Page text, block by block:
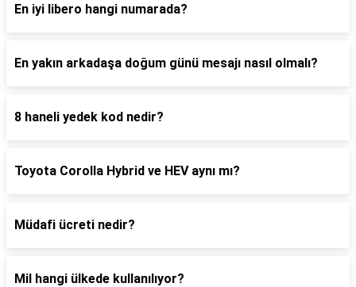
En iyi libero hangi numarada?
En yakın arkadaşa doğum günü mesajı nasıl olmalı?
8 haneli yedek kod nedir?
Toyota Corolla Hybrid ve HEV aynı mı?
Müdafi ücreti nedir?
Mil hangi ülkede kullanılıyor?